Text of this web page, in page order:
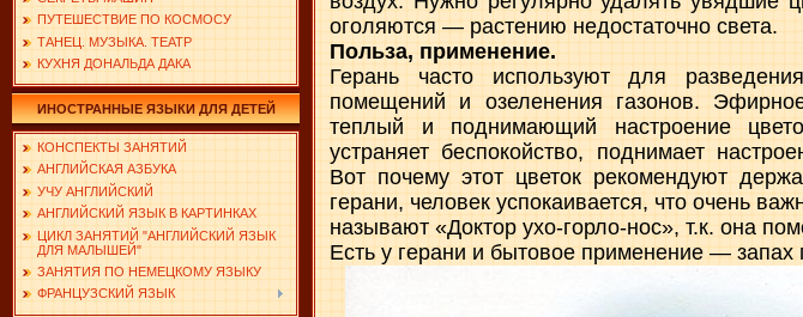
ПУТЕШЕСТВИЕ ПО КОСМОСУ
ТАНЕЦ. МУЗЫКА. ТЕАТР
КУХНЯ ДОНАЛЬДА ДАКА
ИНОСТРАННЫЕ ЯЗЫКИ ДЛЯ ДЕТЕЙ
КОНСПЕКТЫ ЗАНЯТИЙ
АНГЛИЙСКАЯ АЗБУКА
УЧУ АНГЛИЙСКИЙ
АНГЛИЙСКИЙ ЯЗЫК В КАРТИНКАХ
ЦИКЛ ЗАНЯТИЙ "АНГЛИЙСКИЙ ЯЗЫК
ДЛЯ МАЛЫШЕЙ"
ЗАНЯТИЯ ПО НЕМЕЦКОМУ ЯЗЫКУ
ФРАНЦУЗСКИЙ ЯЗЫК
оголяются — растению недостаточно света.
Польза, применение.
Герань часто используют для
помещений и озеленения газонов.
теплый и поднимающий настроение
устраняет беспокойство, поднимает
Вот почему этот цветок рекомендуют
герани, человек успокаивается, что очень
называют «Доктор ухо-горло-нос», т.к. она
Есть у герани и бытовое применение —